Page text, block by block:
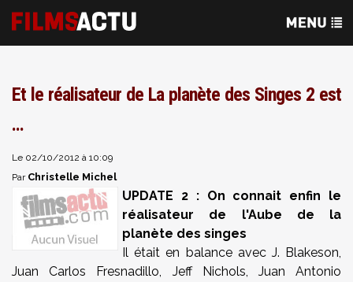
Et le réalisateur de La planète des Singes 2 est
...
Le 02/10/2012 à 10:09
Par Christelle Michel
UPDATE 2 : On connait enfin le
réalisateur de l'Aube de la
planète des singes
Il était en balance avec J. Blakeson,
Juan Carlos Fresnadillo, Jeff Nichols, Juan Antonio